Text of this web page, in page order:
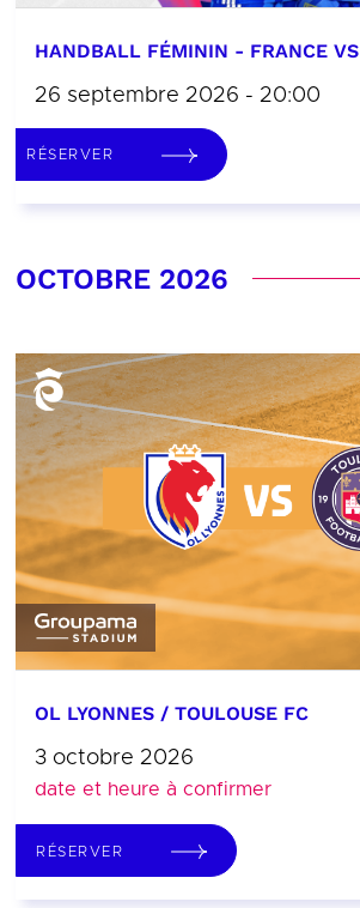
HANDBALL FÉMININ - FRANCE
26 septembre 2026 - 20:00
RÉSERVER
OCTOBRE 2026
OL LYONNES / TOULOUSE FC
3 octobre 2026
date et heure à confirmer
RÉSERVER